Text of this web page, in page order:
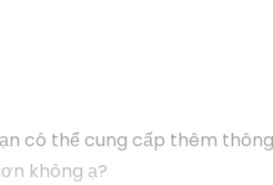
có thể cung cấp thêm
không ạ?